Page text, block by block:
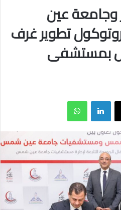
عين
تطوير غرف
بمستشفى
X لينكدإن